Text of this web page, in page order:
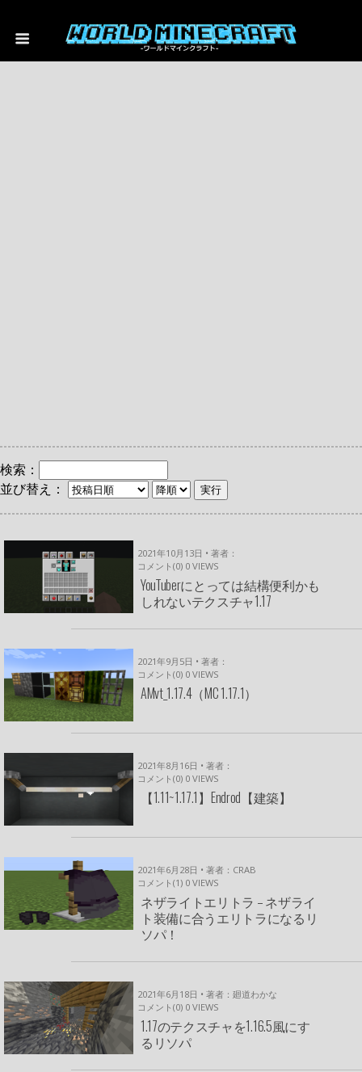
検索：
並び替え：
2021年10月13日 • 著者：
コメント(0) 0 VIEWS
YouTuberにとっては結構便利かも
しれないテクスチャ1.17
2021年9月5日 • 著者：
コメント(0) 0 VIEWS
AMvt_1.17.4（MC 1.17.1）
2021年8月16日 • 著者：
コメント(0) 0 VIEWS
【1.11~1.17.1】Endrod【建築】
2021年6月28日 • 著者：CRAB
コメント(1) 0 VIEWS
ネザライトエリトラ – ネザライ
ト装備に合うエリトラになるリ
ソパ！
2021年6月18日 • 著者：廻道わかな
コメント(0) 0 VIEWS
1.17のテクスチャを1.16.5風にす
るリソパ